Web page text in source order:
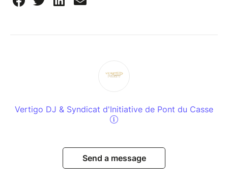
Vertigo DJ & Syndicat d'Initiative de Pont du Casse
Send a message